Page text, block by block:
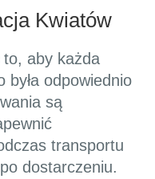
Kwiatów
aby każda
była odpowiednio
są
transportu
dostarczeniu.